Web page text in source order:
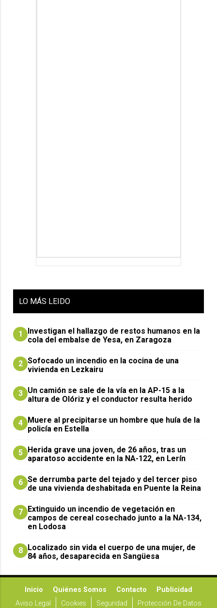
LO MÁS LEIDO
1
Investigan el hallazgo de restos humanos en la
cola del embalse de Yesa, en Zaragoza
2 Sofocado un incendio en la cocina de una
vivienda en Lezkairu
3 Un camión se sale de la vía en la AP-15 a la
altura de Olóriz y el conductor resulta herido
4 Muere al precipitarse un hombre que huía de la
policía en Estella
5 Herida grave una joven, de 26 años, tras un
aparatoso accidente en la NA-122, en Lerín
6 Se derrumba parte del tejado y del tercer piso
de una vivienda deshabitada en Puente la Reina
7 Extinguido un incendio de vegetación en
campos de cereal cosechado junto a la NA-134,
en Lodosa
8 Localizado sin vida el cuerpo de una mujer, de
84 años, desaparecida en Sangüesa
Inicio Quiénes Somos Contacto
Publicidad
Aviso Legal
Cookies Seguridad Protección De Datos